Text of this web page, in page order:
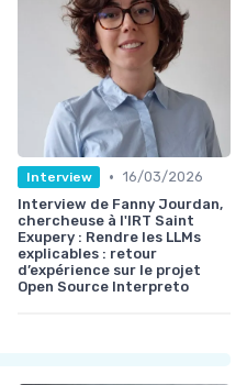
Interview • 16/03/2026
Interview de Fanny Jourdan,
chercheuse à l'IRT Saint
Exupery : Rendre les LLMs
explicables : retour
d’expérience sur le projet
Open Source Interpreto